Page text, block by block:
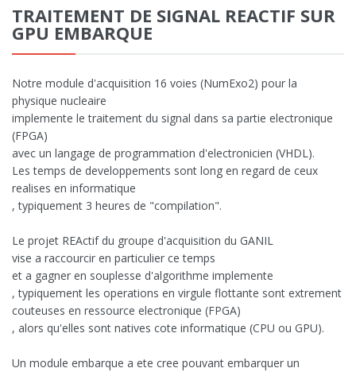
TRAITEMENT DE SIGNAL REACTIF SUR
GPU EMBARQUE
Notre module d'acquisition 16 voies (NumExo2) pour la
physique nucleaire
implemente le traitement du signal dans sa partie electronique
(FPGA)
avec un langage de programmation d'electronicien (VHDL).
Les temps de developpements sont long en regard de ceux
realises en informatique
, typiquement 3 heures de "compilation".
Le projet REActif du groupe d'acquisition du GANIL
vise a raccourcir en particulier ce temps
et a gagner en souplesse d'algorithme implemente
, typiquement les operations en virgule flottante sont extrement
couteuses en ressource electronique (FPGA)
, alors qu'elles sont natives cote informatique (CPU ou GPU).
Un module embarque a ete cree pouvant embarquer un